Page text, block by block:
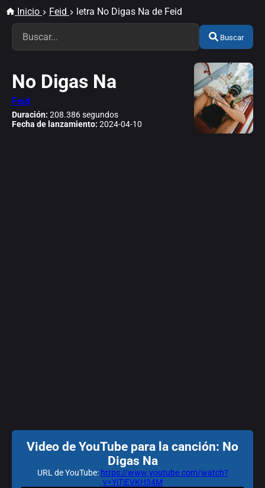
Inicio Feid letra No Digas Na de Feid
Buscar
No Digas Na
Feid
Duración: 208.386 segundos
Fecha de lanzamiento: 2024-04-10
Video de YouTube para la canción: No
Digas Na
URL de YouTube: https://www.youtube.com/watch?
v=YjTjEVKH34M